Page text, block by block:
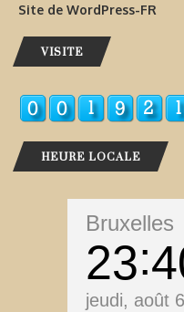
Site de WordPress-FR
VISITE
HEURE LOCALE
Bruxelles
23
jeudi, août